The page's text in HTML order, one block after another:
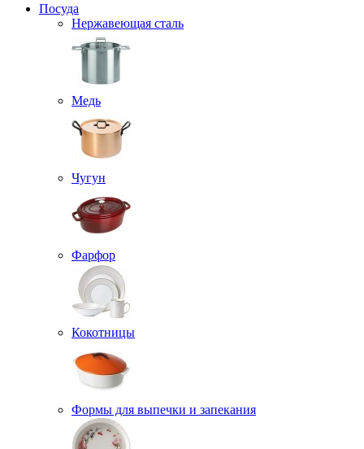
Посуда
Нержавеющая сталь
Медь
Чугун
Фарфор
Кокотницы
Формы для выпечки и запекания